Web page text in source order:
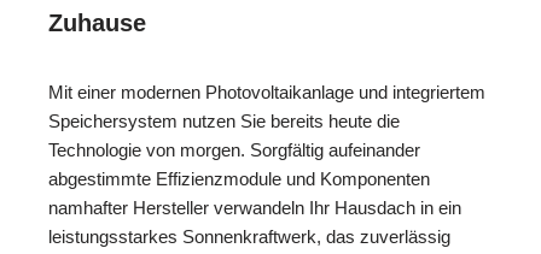
Zuhause
Mit einer modernen Photovoltaikanlage und integriertem
Speichersystem nutzen Sie bereits heute die
Technologie von morgen. Sorgfältig aufeinander
abgestimmte Effizienzmodule und Komponenten
namhafter Hersteller verwandeln Ihr Hausdach in ein
leistungsstarkes Sonnenkraftwerk, das zuverlässig